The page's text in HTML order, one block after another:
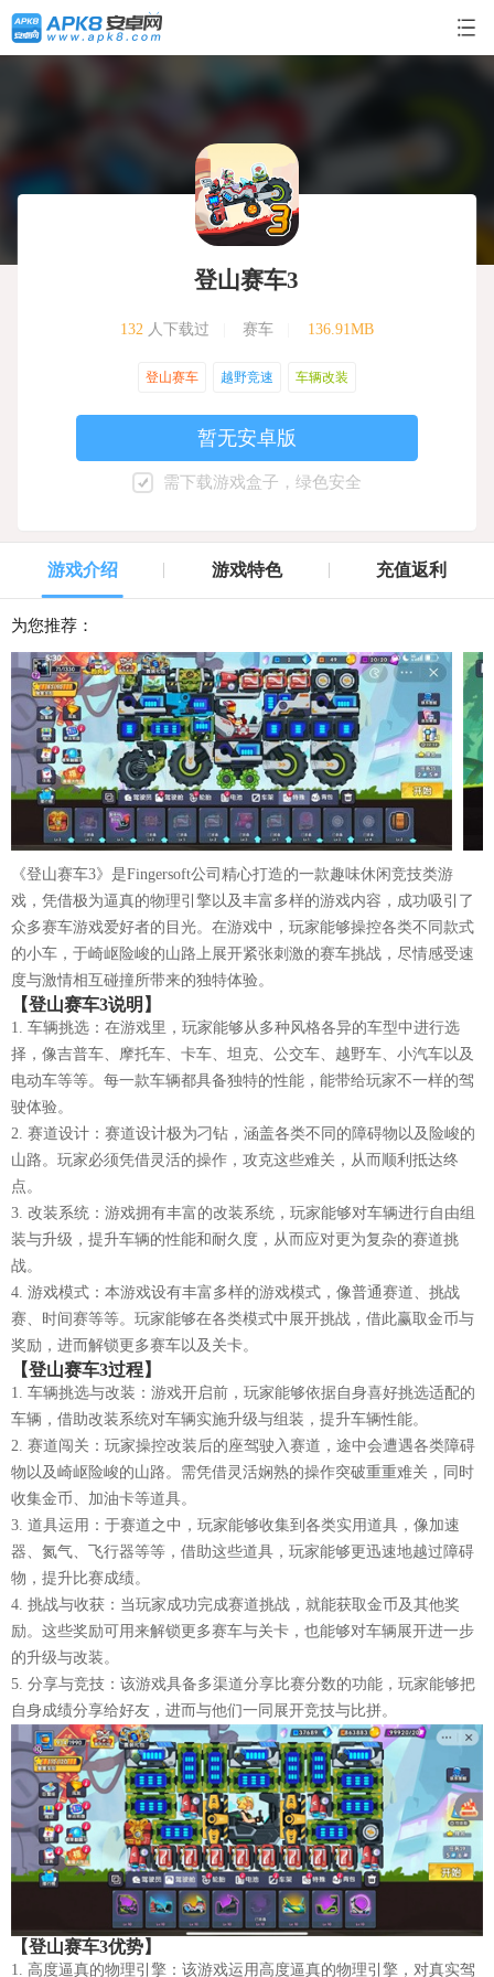
登山赛车3
132 人下载过 赛车 136.91MB
登山赛车 越野竞速 车辆改装
暂无安卓版
需下载游戏盒子，绿色安全
游戏介绍 游戏特色 充值返利
为您推荐：
《登山赛车3》是Fingersoft公司精心打造的一款趣味休闲竞技类游
戏，凭借极为逼真的物理引擎以及丰富多样的游戏内容，成功吸引了
众多赛车游戏爱好者的目光。在游戏中，玩家能够操控各类不同款式
的小车，于崎岖险峻的山路上展开紧张刺激的赛车挑战，尽情感受速
度与激情相互碰撞所带来的独特体验。
【登山赛车3说明】
1. 车辆挑选：在游戏里，玩家能够从多种风格各异的车型中进行选
择，像吉普车、摩托车、卡车、坦克、公交车、越野车、小汽车以及
电动车等等。每一款车辆都具备独特的性能，能带给玩家不一样的驾
驶体验。
2. 赛道设计：赛道设计极为刁钻，涵盖各类不同的障碍物以及险峻的
山路。玩家必须凭借灵活的操作，攻克这些难关，从而顺利抵达终
点。
3. 改装系统：游戏拥有丰富的改装系统，玩家能够对车辆进行自由组
装与升级，提升车辆的性能和耐久度，从而应对更为复杂的赛道挑
战。
4. 游戏模式：本游戏设有丰富多样的游戏模式，像普通赛道、挑战
赛、时间赛等等。玩家能够在各类模式中展开挑战，借此赢取金币与
奖励，进而解锁更多赛车以及关卡。
【登山赛车3过程】
1. 车辆挑选与改装：游戏开启前，玩家能够依据自身喜好挑选适配的
车辆，借助改装系统对车辆实施升级与组装，提升车辆性能。
2. 赛道闯关：玩家操控改装后的座驾驶入赛道，途中会遭遇各类障碍
物以及崎岖险峻的山路。需凭借灵活娴熟的操作突破重重难关，同时
收集金币、加油卡等道具。
3. 道具运用：于赛道之中，玩家能够收集到各类实用道具，像加速
器、氮气、飞行器等等，借助这些道具，玩家能够更迅速地越过障碍
物，提升比赛成绩。
4. 挑战与收获：当玩家成功完成赛道挑战，就能获取金币及其他奖
励。这些奖励可用来解锁更多赛车与关卡，也能够对车辆展开进一步
的升级与改装。
5. 分享与竞技：该游戏具备多渠道分享比赛分数的功能，玩家能够把
自身成绩分享给好友，进而与他们一同展开竞技与比拼。
【登山赛车3优势】
1. 高度逼真的物理引擎：该游戏运用高度逼真的物理引擎，对真实驾